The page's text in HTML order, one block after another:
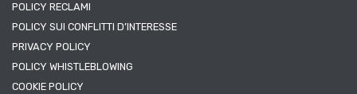
POLICY RECLAMI
POLICY SUI CONFLITTI D’INTERESSE
PRIVACY POLICY
POLICY WHISTLEBLOWING
COOKIE POLICY